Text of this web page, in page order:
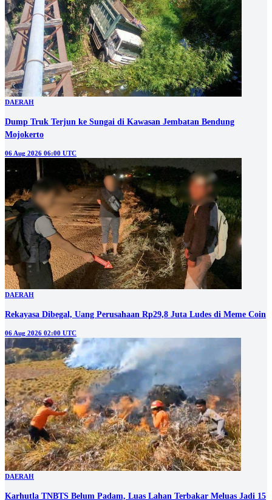
DAERAH
Dump Truk Terjun ke Sungai di Kawasan Jembatan Bendung
Mojokerto
06 Aug 2026 06:00 UTC
DAERAH
Rekayasa Dibegal, Uang Perusahaan Rp29,8 Juta Ludes di Meme Coin
06 Aug 2026 02:00 UTC
DAERAH
Karhutla TNBTS Belum Padam, Luas Lahan Terbakar Meluas Jadi 15